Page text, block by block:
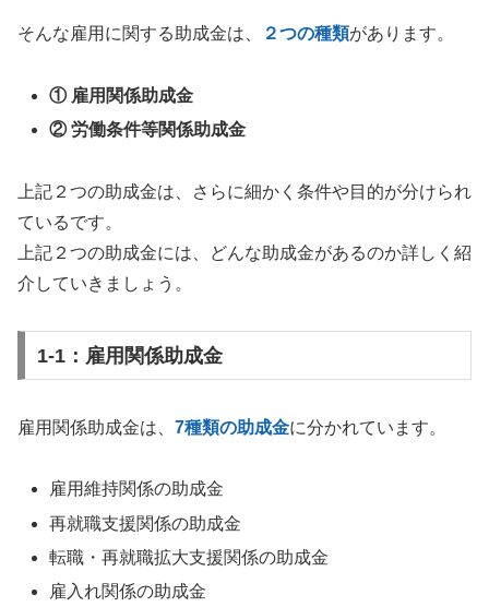
そんな雇用に関する助成金は、 ２つの種類があります。
① 雇用関係助成金
②労働条件等関係助成金
上記２つの助成金は、さらに細かく条件や目的が分けられ
ているです。
上記２つの助成金には、どんな助成金があるのか詳しく紹
介していきましょう。
1-1：雇用関係助成金
雇用関係助成金は、 7種類の助成金に分かれています。
雇用維持関係の助成金
再就職支援関係の助成金
転職・再就職拡大支援関係の助成金
雇入れ関係の助成金